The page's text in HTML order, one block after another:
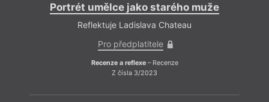
Portrét umělce jako starého muže
Reflektuje Ladislava Chateau
Pro předplatitele
Recenze a reflexe– Recenze
Z čísla 3/2023